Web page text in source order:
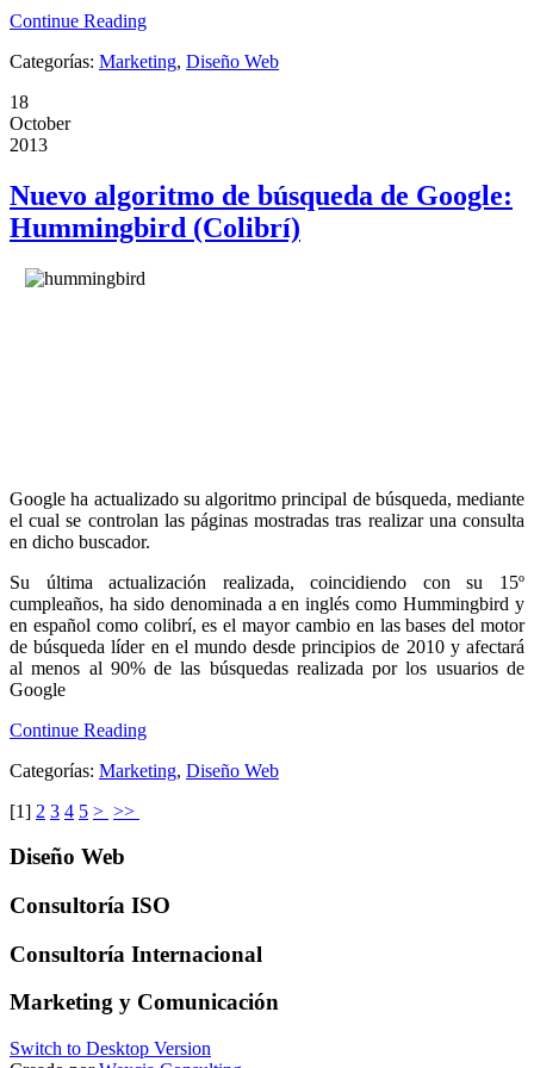
Continue Reading
Categorías: Marketing, Diseño Web
18
October
2013
Nuevo algoritmo de búsqueda de Google:
Hummingbird (Colibrí)
Google ha actualizado su algoritmo principal de búsqueda, mediante
el cual se controlan las páginas mostradas tras realizar una consulta
en dicho buscador.
Su última actualización realizada, coincidiendo con su 15º
cumpleaños, ha sido denominada a en inglés comoHummingbird y
en español como colibrí, es el mayor cambio en las bases del motor
de búsqueda líder en el mundo desde principios de 2010 y afectará
al menos al 90% de las búsquedas realizada por los usuarios de
Google
Continue Reading
Categorías: Marketing, Diseño Web
[1] 2 3 4 5 > >>
Diseño Web
Consultoría ISO
Consultoría Internacional
Marketing y Comunicación
Switch to Desktop Version